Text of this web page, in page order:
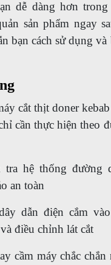
dễ dàng hơn
sản phẩm ngay
bạn cách sử dụng và
cắt thịt doner
cần thực hiện theo
hệ thống đường
an toàn
dẫn điện cắm
điều chỉnh lát cắt
cầm máy chắc